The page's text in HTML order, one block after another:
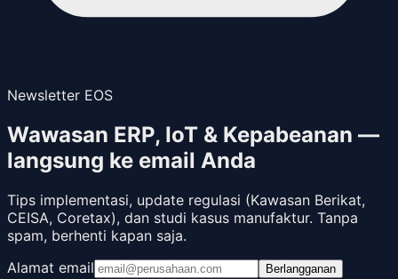
Newsletter EOS
Wawasan ERP, IoT & Kepabeanan —
langsung ke email Anda
Tips implementasi, update regulasi (Kawasan Berikat,
CEISA, Coretax), dan studi kasus manufaktur. Tanpa
spam, berhenti kapan saja.
Alamat email
Berlangganan